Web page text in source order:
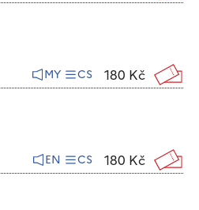
MY CS 180 Kč
EN CS 180 Kč